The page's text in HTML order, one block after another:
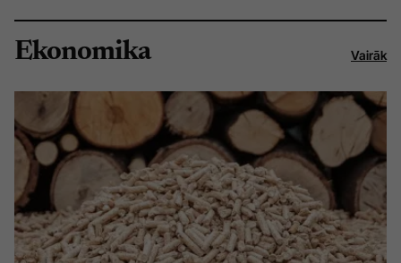
Ekonomika Vairāk